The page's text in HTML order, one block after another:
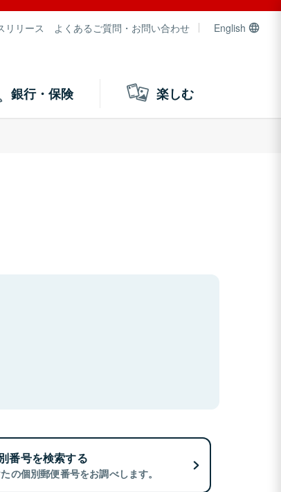
リリース よくあるご質問・お問い合わせ English
銀行・保険 楽しむ
番号を検索する
の個別郵便番号をお調べします。